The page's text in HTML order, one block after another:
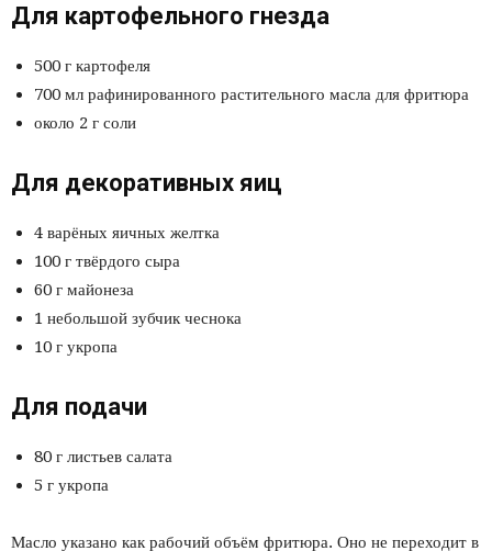
Для картофельного гнезда
500 г картофеля
700 мл рафинированного растительного масла для фритюра
около 2 г соли
Для декоративных яиц
4 варёных яичных желтка
100 г твёрдого сыра
60 г майонеза
1 небольшой зубчик чеснока
10 г укропа
Для подачи
80 г листьев салата
5 г укропа
Масло указано как рабочий объём фритюра. Оно не переходит в